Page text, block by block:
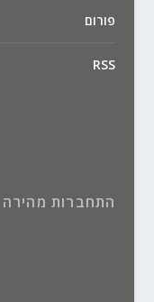
פורום
RSS
התחברות מהירה